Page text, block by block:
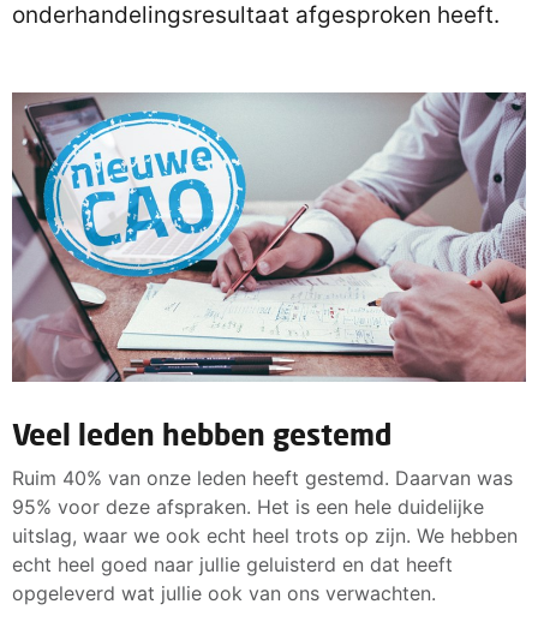
onderhandelingsresultaat afgesproken heeft.
Veel leden hebben gestemd
Ruim 40% van onze leden heeft gestemd. Daarvan was
95% voor deze afspraken. Het is een hele duidelijke
uitslag, waar we ook echt heel trots op zijn. We hebben
echt heel goed naar jullie geluisterd en dat heeft
opgeleverd wat jullie ook van ons verwachten.